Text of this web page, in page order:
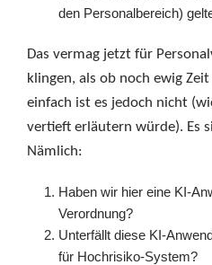
den Personalbereich)
Das vermag jetzt für
klingen, als ob noch ewig
einfach ist es jedoch nicht
vertieft erläutern würde). Es
Nämlich:
Haben wir hier eine KI-
Verordnung?
Unterfällt diese KI-
für Hochrisiko-System?